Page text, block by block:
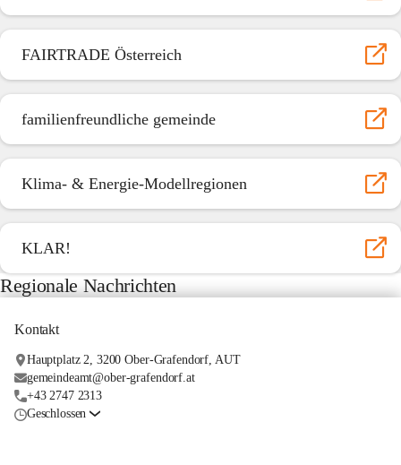
FAIRTRADE Österreich
familienfreundliche gemeinde
Klima- & Energie-Modellregionen
KLAR!
Regionale Nachrichten
Kontakt
Hauptplatz 2, 3200 Ober-Grafendorf, AUT
gemeindeamt@ober-grafendorf.at
+43 2747 2313
Geschlossen